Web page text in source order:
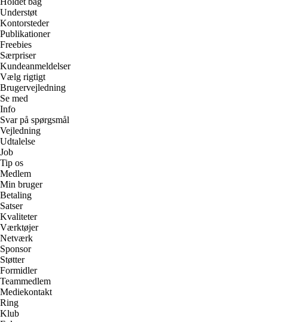
Understøt
Kontorsteder
Publikationer
Freebies
Særpriser
Kundeanmeldelser
Vælg rigtigt
Brugervejledning
Se med
Info
Svar på spørgsmål
Vejledning
Udtalelse
Job
Tip os
Medlem
Min bruger
Betaling
Satser
Kvaliteter
Værktøjer
Netværk
Sponsor
Støtter
Formidler
Teammedlem
Mediekontakt
Ring
Klub